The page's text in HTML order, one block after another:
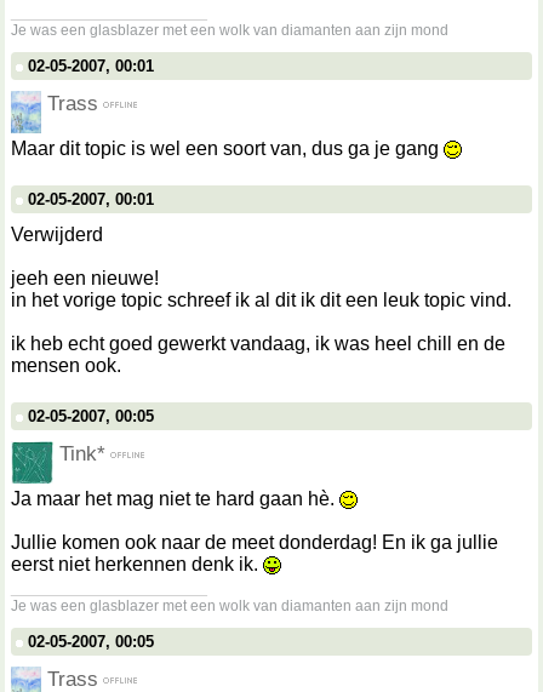
Je was een glasblazer met een wolk van diamanten aan zijn mond
02-05-2007, 00:01
Trass
Maar dit topic is wel een soort van, dus ga je gang
02-05-2007, 00:01
Verwijderd
jeeh een nieuwe!
in het vorige topic schreef ik al dit ik dit een leuk topic vind.
ik heb echt goed gewerkt vandaag, ik was heel chill en de
mensen ook.
02-05-2007, 00:05
Tink*
Ja maar het mag niet te hard gaan hè.
Jullie komen ook naar de meet donderdag! En ik ga jullie
eerst niet herkennen denk ik.
Je was een glasblazer met een wolk van diamanten aan zijn mond
02-05-2007, 00:05
Trass